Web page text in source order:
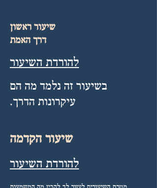
שיעור ראשון
דרך האמת
להורדת השיעור
בשיעור זה נלמד מה הם
עיקרונות הדרך.
שיעור הקדמה
להורדת השיעור